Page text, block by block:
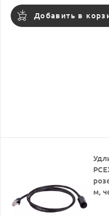
Добавить в
м,